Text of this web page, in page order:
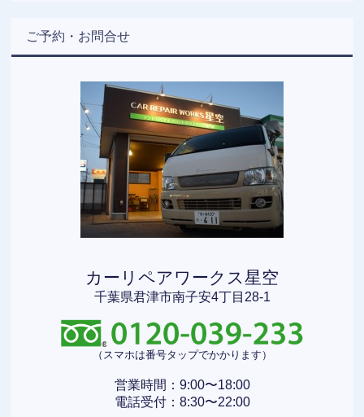
ご予約・お問合せ
カーリペアワークス星空
千葉県君津市南子安4丁目28-1
（スマホは番号タップでかかります）
営業時間：9:00〜18:00
電話受付：8:30〜22:00